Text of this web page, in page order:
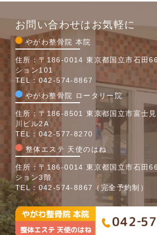
お問い合わせはお気軽に
やがわ整骨院 本院
住所：〒186-0014 東京都国立市石田
ション101
TEL： 042-574-8867
やがわ整骨院 ロータリー院
住所：〒186-8501 東京都国立市富士
川ビル2A
TEL： 042-577-8270
整体エステ 天使のはね
住所：〒186-0014 東京都国立市石田
ション3階
TEL： 042-574-8867 （完全予約制）